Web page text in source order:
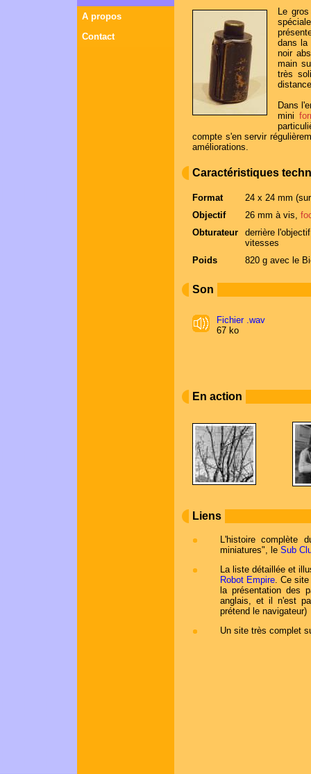
A propos
Contact
Le
dans la
noir
main
très
Dans
mini
compte s'en servir
améliorations.
Caractéristiques
Format
24 x 24 mm
Objectif
26 mm à vis,
Obturateur
derrière
vitesses
Poids
820 g avec le
Son
Fichier .wav
67 ko
En action
Liens
L'histoire complète
miniatures", le Sub
La liste détaillée et
Robot Empire. Ce
la présentation des
anglais, et il n'est
prétend le navigateur)
Un site très complet